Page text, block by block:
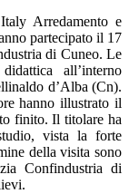
Arredamento e
partecipato il 17
di Cuneo. Le
all’interno
d’Alba (Cn).
hanno illustrato il
finito. Il titolare ha
vista la forte
della visita sono
Confindustria di